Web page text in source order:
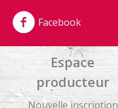
Facebook
Espace
producteur
Nouvelle inscription